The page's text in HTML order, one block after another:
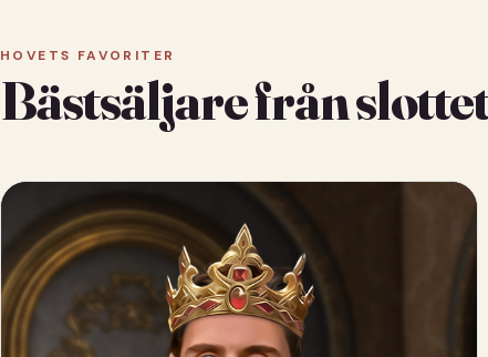
HOVETS FAVORITER
Bästsäljare från